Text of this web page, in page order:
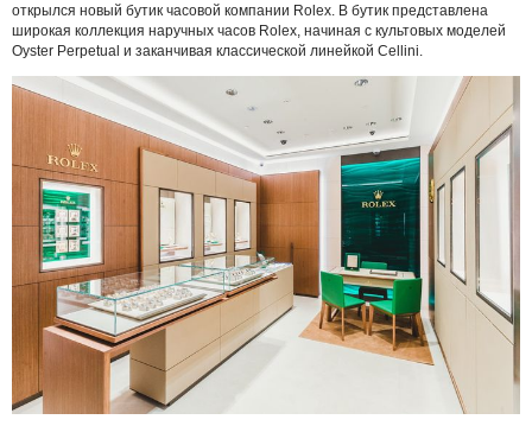
открылся новый бутик часовой компании Rolex. В бутик представлена
широкая коллекция наручных часов Rolex, начиная с культовых моделей
Oyster Perpetual и заканчивая классической линейкой Cellini.